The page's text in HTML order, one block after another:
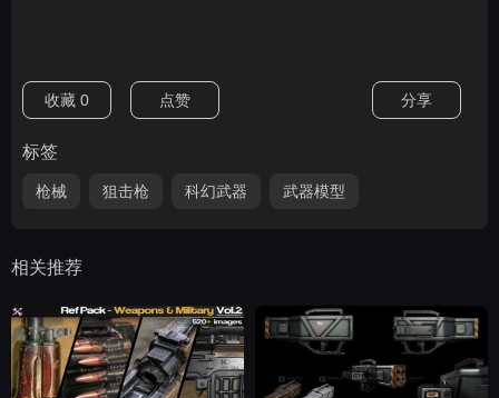
收藏 0 点赞 分享
标签
枪械 狙击枪 科幻武器 武器模型
相关推荐